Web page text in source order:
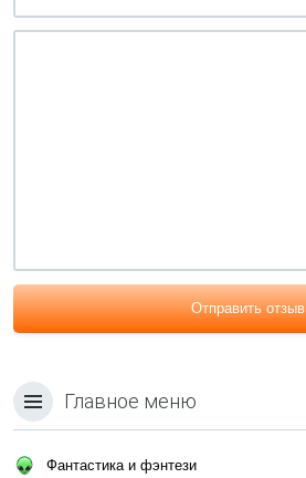
Отправить отзыв
Главное меню
Фантастика и фэнтези